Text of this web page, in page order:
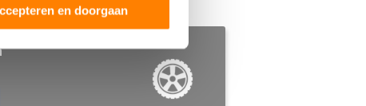
en doorgaan